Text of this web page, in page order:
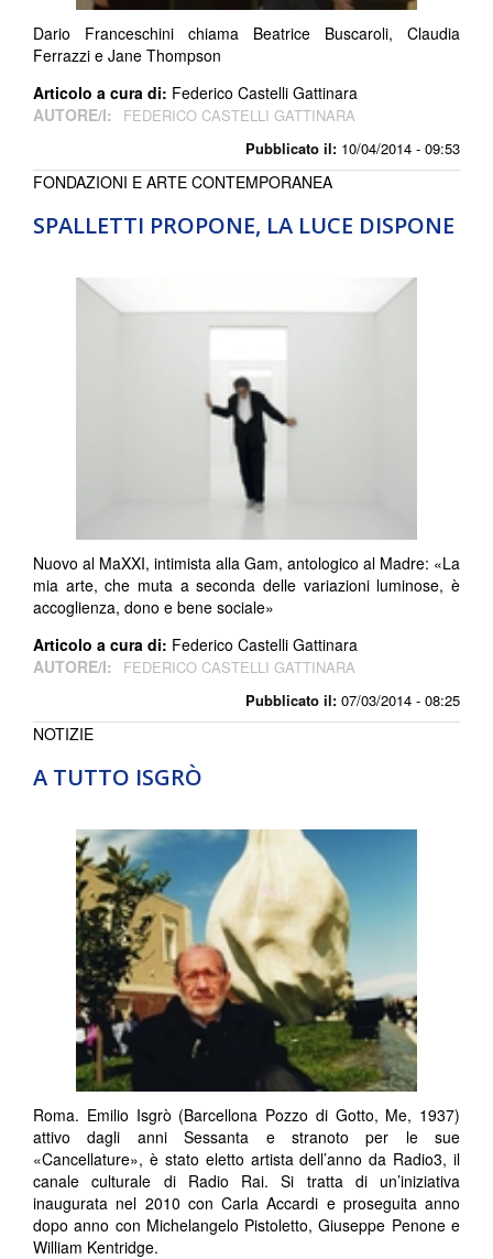
Pubblicato il: 10/04/2014 - 09:53
Dario Franceschini chiama Beatrice Buscaroli, Claudia
Ferrazzi e Jane Thompson
Articolo a cura di: Federico Castelli Gattinara
AUTORE/I:
FEDERICO CASTELLI GATTINARA
SPALLETTI PROPONE, LA LUCE DISPONE
Pubblicato il: 07/03/2014 - 08:25
FONDAZIONI E ARTE CONTEMPORANEA
Nuovo al MaXXI, intimista alla Gam, antologico al Madre: «La
mia arte, che muta a seconda delle variazioni luminose, è
accoglienza, dono e bene sociale»
Articolo a cura di: Federico Castelli Gattinara
AUTORE/I:
FEDERICO CASTELLI GATTINARA
A TUTTO ISGRÒ
NOTIZIE
Roma. Emilio Isgrò (Barcellona Pozzo di Gotto, Me, 1937)
attivo dagli anni Sessanta e stranoto per le sue
«Cancellature», è stato eletto artista dell’anno da Radio3, il
canale culturale di Radio Rai. Si tratta di un’iniziativa
inaugurata nel 2010 con Carla Accardi e proseguita anno
dopo anno con Michelangelo Pistoletto, Giuseppe Penone e
William Kentridge.